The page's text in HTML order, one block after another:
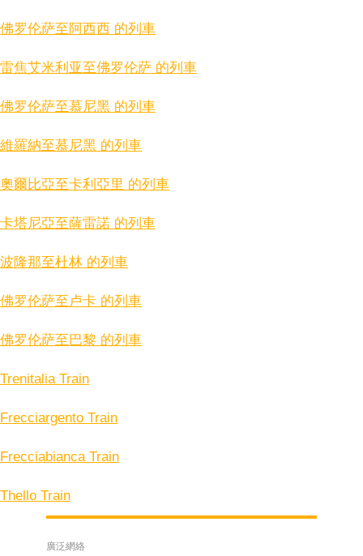
佛罗伦萨至阿西西 的列車
雷焦艾米利亚至佛罗伦萨 的列車
佛罗伦萨至慕尼黑 的列車
維羅納至慕尼黑 的列車
奧爾比亞至卡利亞里 的列車
卡塔尼亞至薩雷諾 的列車
波隆那至杜林 的列車
佛罗伦萨至卢卡 的列車
佛罗伦萨至巴黎 的列車
Trenitalia Train
Frecciargento Train
Frecciabianca Train
Thello Train
廣泛網絡